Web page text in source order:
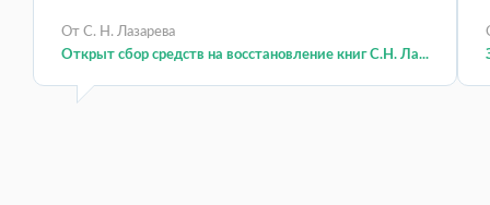
От С. Н. Лазарева
Открыт сбор средств на восстановление книг С.Н. Ла...